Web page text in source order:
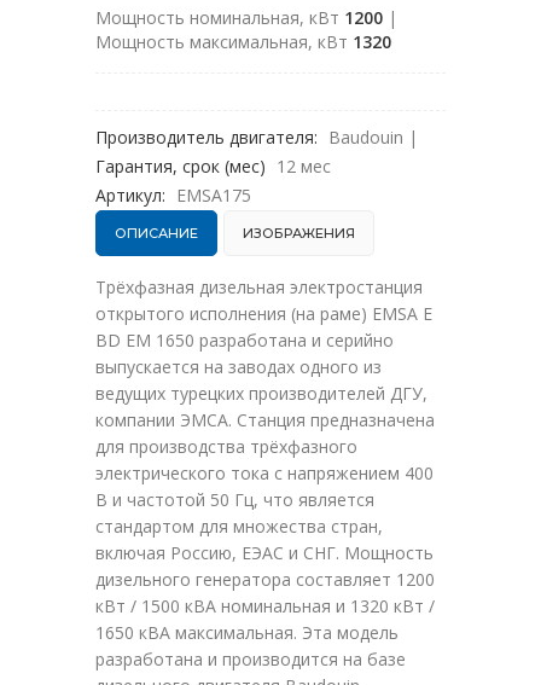
Мощность номинальная, кВт 1200 |
Мощность максимальная, кВт 1320
Производитель двигателя: Baudouin |
Гарантия, срок (мес) 12 мес
Артикул:
EMSA175
ОПИСАНИЕ ИЗОБРАЖЕНИЯ
Трёхфазная дизельная электростанция
открытого исполнения (на раме) EMSA E
BD EM 1650 разработана и серийно
выпускается на заводах одного из
ведущих турецких производителей ДГУ,
компании ЭМСА. Станция предназначена
для производства трёхфазного
электрического тока с напряжением 400
В и частотой 50 Гц, что является
стандартом для множества стран,
включая Россию, ЕЭАС и СНГ. Мощность
дизельного генератора составляет 1200
кВт / 1500 кВА номинальная и 1320 кВт /
1650 кВА максимальная. Эта модель
разработана и производится на базе